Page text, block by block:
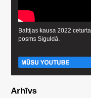
Baltijas kausa 2022
posms Siguldā.
Arhīvs